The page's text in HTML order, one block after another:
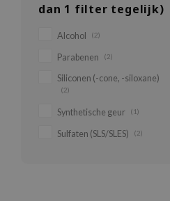
dan 1 filter tegelijk)
Alcohol (2)
Parabenen (2)
Siliconen (-cone, -siloxane)
(2)
Synthetische geur (1)
Sulfaten (SLS/SLES) (2)